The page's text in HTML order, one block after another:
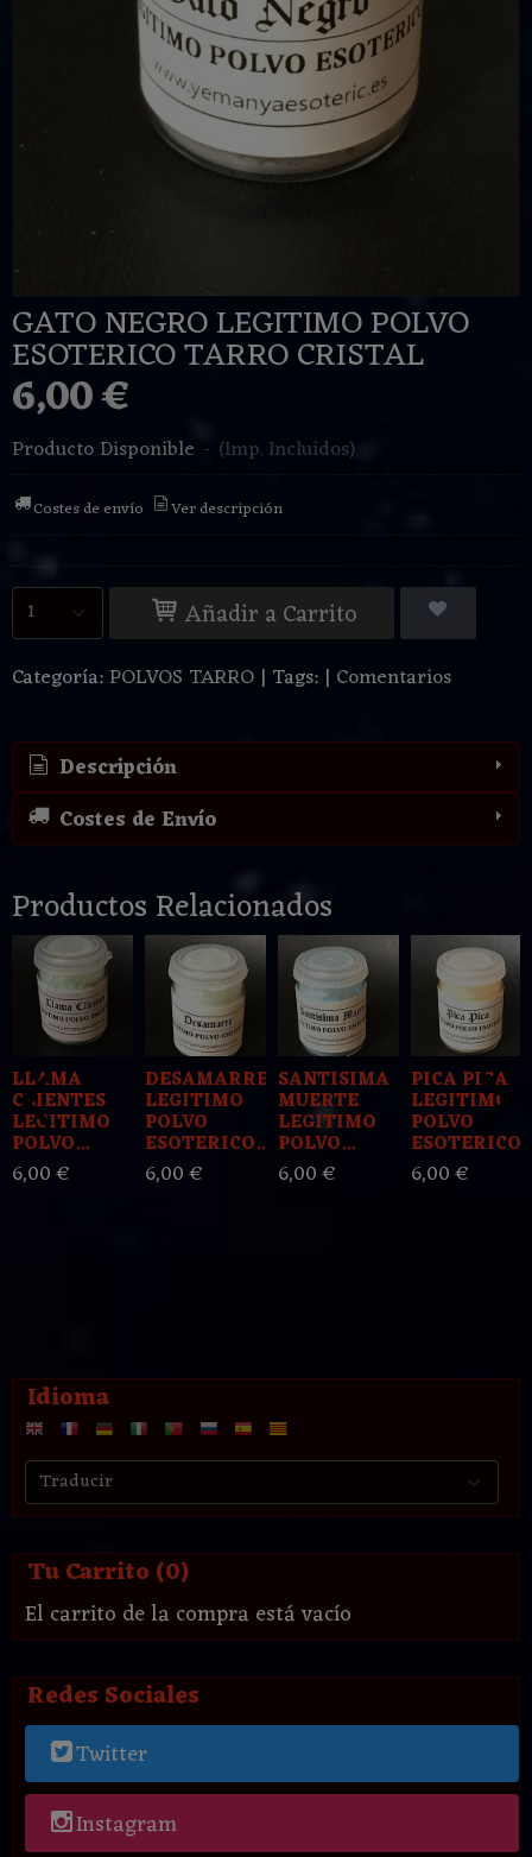
Idioma
Tu Carrito (0)
El carrito de la compra está vacío
Redes Sociales
Twitter
Instagram
GATO NEGRO LEGITIMO POLVO
ESOTERICO TARRO CRISTAL
6,00 €
Producto Disponible - (Imp. Incluidos)
Costes de envío Ver descripción
Añadir a Carrito
Categoría:POLVOS TARRO | Tags: | Comentarios
Descripción
Costes de Envío
Productos Relacionados
LLAMA
CLIENTES
LEGITIMO
POLVO...
6,00 €
DESAMARRE
LEGITIMO
POLVO
ESOTERICO...
6,00 €
SANTISIMA
MUERTE
LEGITIMO
POLVO...
6,00 €
PICA PICA
LEGITIMO
POLVO
6,00 €